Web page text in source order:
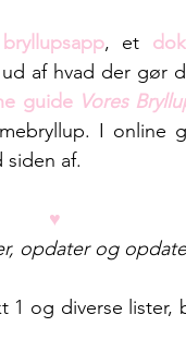
bryllupsapp, et
af hvad der gør
guide Vores
I online
siden af.
♥
opdater og
og diverse lister,